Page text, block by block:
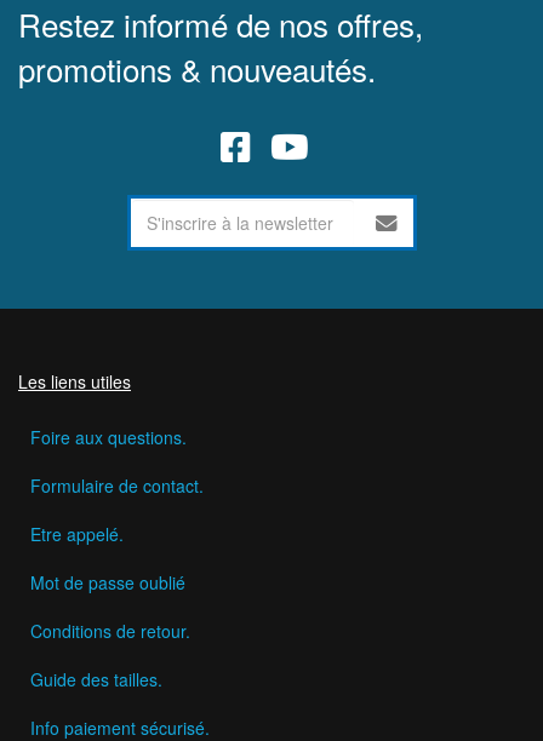
Restez informé de nos offres,
promotions & nouveautés.
Les liens utiles
Foire aux questions.
Formulaire de contact.
Etre appelé.
Mot de passe oublié
Conditions de retour.
Guide des tailles.
Info paiement sécurisé.